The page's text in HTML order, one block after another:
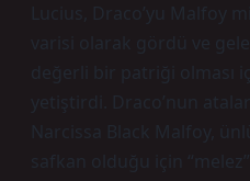
Lucius, Draco’yu Malfoy
varisi olarak gördü ve
değerli bir patriği olması
yetiştirdi. Draco’nun
Narcissa Black Malfoy,
safkan olduğu için